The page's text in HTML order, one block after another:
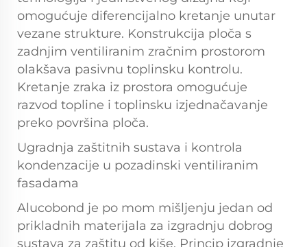
omogućuje diferencijalno kretanje unutar
vezane strukture. Konstrukcija ploča s
zadnjim ventiliranim zračnim prostorom
olakšava pasivnu toplinsku kontrolu.
Kretanje zraka iz prostora omogućuje
razvod topline i toplinsku izjednačavanje
preko površina ploča.
Ugradnja zaštitnih sustava i kontrola
kondenzacije u pozadinski ventiliranim
fasadama
Alucobond je po mom mišljenju jedan od
prikladnih materijala za izgradnju dobrog
sustava za zaštitu od kiše. Princip izgradnje